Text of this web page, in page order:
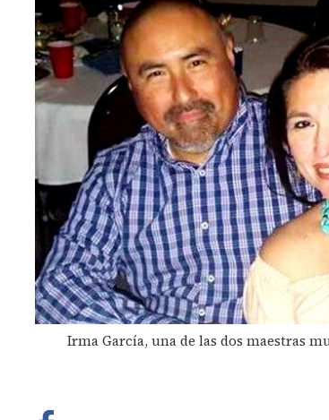
Irma García, una de las dos maestras